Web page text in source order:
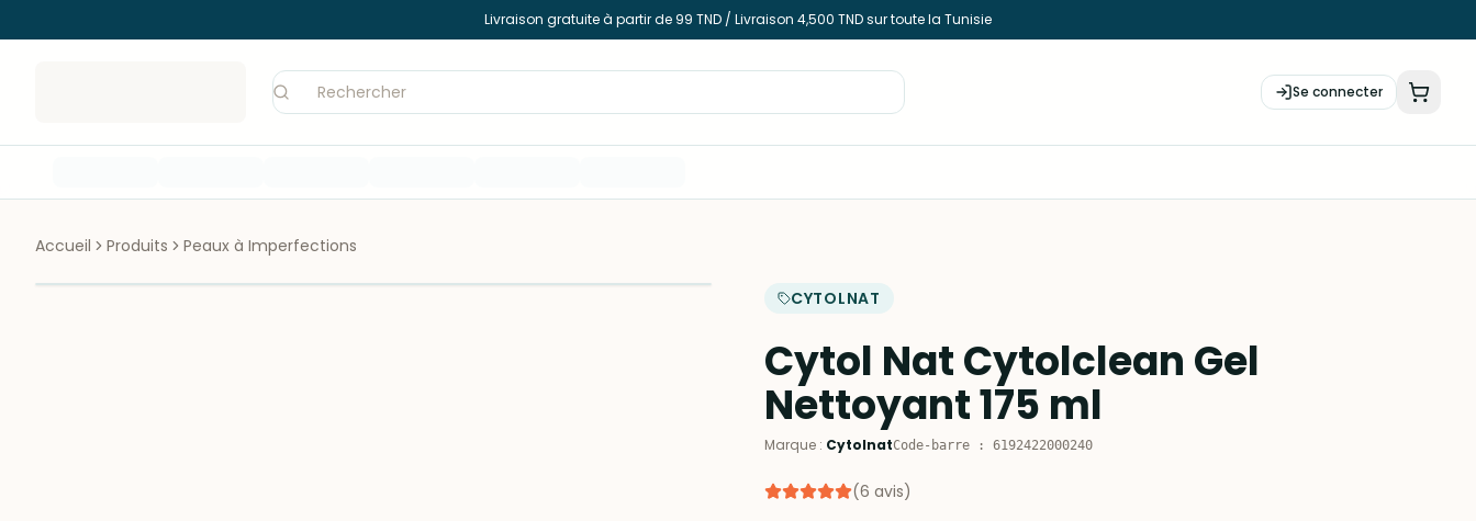
Livraison gratuite à partir de 99 TND / Livraison 4,500 TND sur toute la Tunisie
Se connecter
Accueil Produits Peaux à Imperfections
CYTOLNAT
Cytol Nat Cytolclean Gel
Nettoyant 175 ml
Marque : CytolnatCode-barre : 6192422000240
(6 avis)